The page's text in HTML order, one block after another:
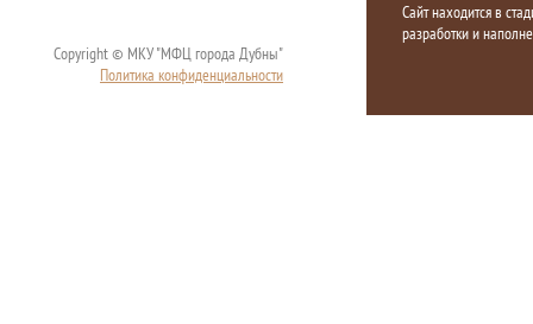
Copyright © МКУ "МФЦ города Дубны"
Политика конфиденциальности
Сайт находится в
разработки и